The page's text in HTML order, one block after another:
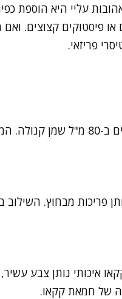
עליי היא הוספת
או פיסטוקים קצוצים.
פריזאי.
אפשר, כן. אם רוצים גרסה פרווה או פשוט אין
פריכות מבחוץ. השילוב
איכותי נותן צבע
של חמאת קקאו.